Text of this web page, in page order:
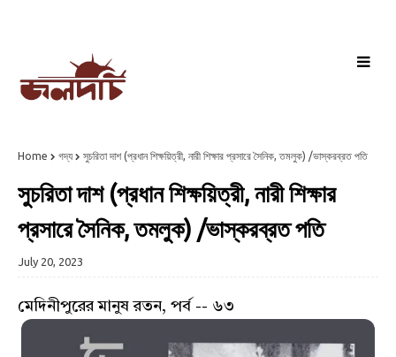
Home গদ্য সুচরিতা দাশ (প্রধান শিক্ষয়িত্রী, নারী শিক্ষার প্রসারে সৈনিক, তমলুক) /ভাস্করব্রত পতি
সুচরিতা দাশ (প্রধান শিক্ষয়িত্রী, নারী শিক্ষার
প্রসারে সৈনিক, তমলুক) /ভাস্করব্রত পতি
July 20, 2023
মেদিনীপুরের মানুষ রতন, পর্ব -- ৬৩